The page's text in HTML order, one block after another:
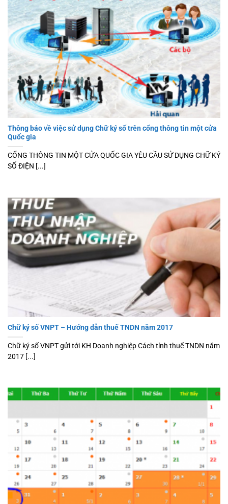
Thông báo về việc sử dụng Chữ ký số trên cổng thông tin một cửa
Quốc gia
CỔNG THÔNG TIN MỘT CỬA QUỐC GIA YÊU CẦU SỬ DỤNG CHỮ KÝ
SỐ ĐIỆN [...]
Chữ ký số VNPT – Hướng dẫn thuế TNDN năm 2017
Chữ ký số VNPT gửi tới KH Doanh nghiệp Cách tính thuế TNDN năm
2017 [...]